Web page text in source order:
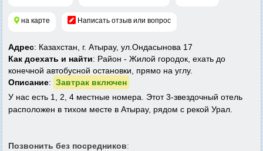
на карте Написать отзыв или вопрос
Адрес: Казахстан, г. Атырау, ул.Ондасынова 17
Как доехать и найти: Район - Жилой городок, ехать до
конечной автобусной остановки, прямо на углу.
Описание: Завтрак включен
У нас есть 1, 2, 4 местные номера. Этот 3-звездочный отель
расположен в тихом месте в Атырау, рядом с рекой Урал.
Позвонить без посредников: